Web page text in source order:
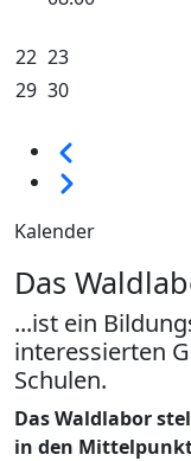
22 23
29 30
Weiter
Kalender
Das
...ist ein
interessierten
Schulen.
Das Waldlabor
in den